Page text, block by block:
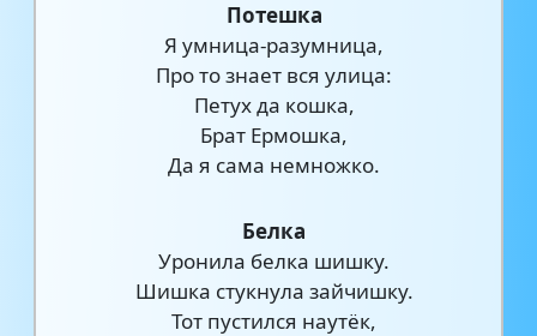
Потешка
Я умница-разумница,
Про то знает вся улица:
Петух да кошка,
Брат Ермошка,
Да я сама немножко.
Белка
Уронила белка шишку.
Шишка стукнула зайчишку.
Тот пустился наутёк,